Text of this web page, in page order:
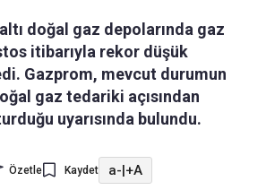
doğal gaz depolarında gaz
itibarıyla rekor düşük
Gazprom, mevcut durumun
gaz tedariki açısından
uyarısında bulundu.
Özetle Kaydet a-|+A